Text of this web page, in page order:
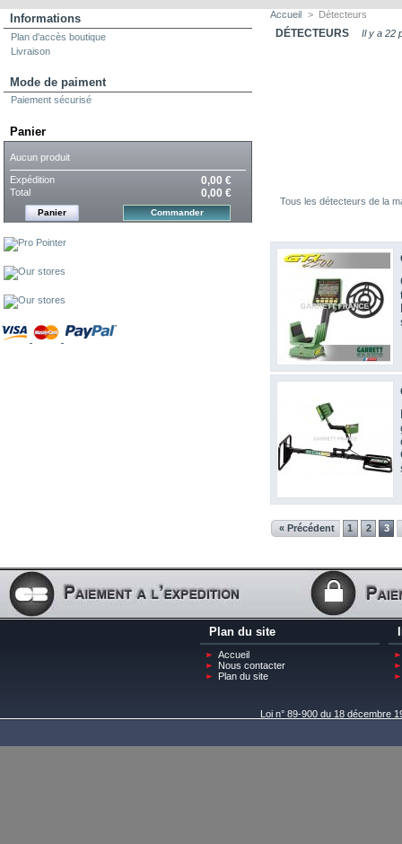
Informations
Plan d'accès boutique
Livraison
Mode de paiment
Paiement sécurisé
Panier
Aucun produit
Expédition 0,00 €
Total 0,00 €
Panier Commander
Accueil > Détecteurs
DÉTECTEURS Il y a 22
Tous les détecteurs de la
« Précédent 1 2 3
Plan du site
Accueil
Nous contacter
Plan du site
Loi n° 89-900 du 18 décembre